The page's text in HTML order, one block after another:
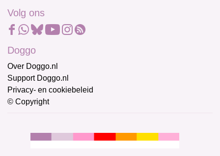
Volg ons
Doggo
Over Doggo.nl
Support Doggo.nl
Privacy- en cookiebeleid
© Copyright